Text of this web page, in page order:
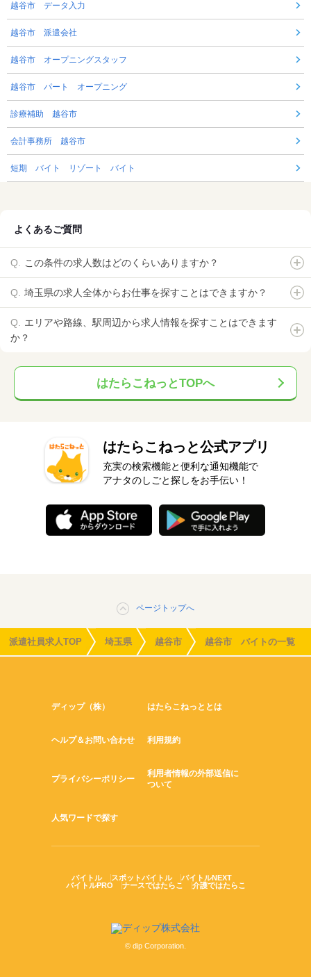
越谷市 データ入力
越谷市 派遣会社
越谷市 オープニングスタッフ
越谷市 パート オープニング
診療補助 越谷市
会計事務所 越谷市
短期 バイト リゾート バイト
よくあるご質問
この条件の求人数はどのくらいありますか？
埼玉県の求人全体からお仕事を探すことはできますか？
エリアや路線、駅周辺から求人情報を探すことはできます
か？
はたらこねっとTOPへ
はたらこねっと公式アプリ
充実の検索機能と便利な通知機能で
アナタのしごと探しをお手伝い！
ページトップへ
派遣社員求人TOP 埼玉県 越谷市 越谷市 バイトの一覧
ディップ（株） はたらこねっととは
ヘルプ＆お問い合わせ 利用規約
プライバシーポリシー
利用者情報の外部送信に
ついて
人気ワードで探す
バイトル スポットバイトル
バイトルNEXT
バイトルPRO
ナースではたらこ 介護ではたらこ
© dip Corporation.